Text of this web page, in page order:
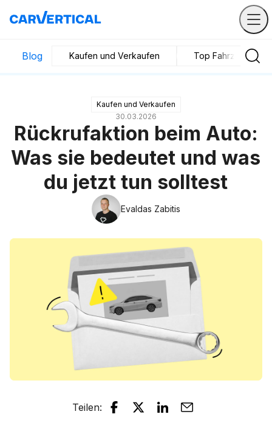
Blog Kaufen und Verkaufen Top Fahrzeuge
Kaufen und Verkaufen
30.03.2026
Rückrufaktion beim Auto:
Was sie bedeutet und was
du jetzt tun solltest
Evaldas Zabitis
Teilen: